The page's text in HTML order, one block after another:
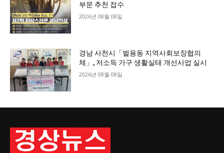
부문 추천 접수
2026년 08월 08일
경남 사천시「벌용동 지역사회보장협의
체」, 저소득 가구 생활실태 개선사업 실시
2026년 08월 08일